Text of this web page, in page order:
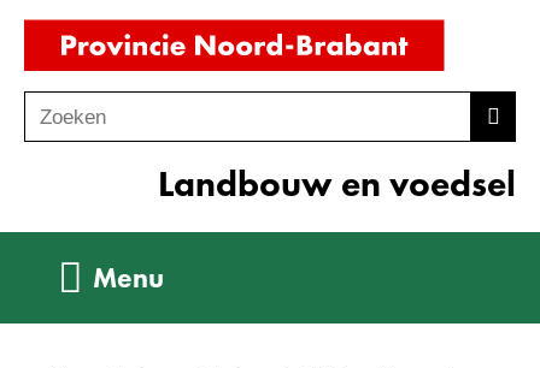
Ga
de
inhoud
o
Zoeken
Landbouw en voedsel
Menu